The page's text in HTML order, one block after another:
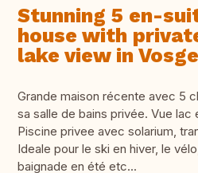
Stunning 5 en-
house with
lake view in
Grande maison récente avec 5
sa salle de bains privée. Vue lac
Piscine privee avec solarium,
Ideale pour le ski en hiver, le
baignade en été etc...